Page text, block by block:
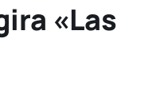
«Las